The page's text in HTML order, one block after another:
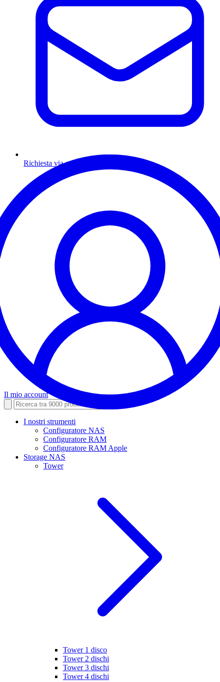
Richiesta via email
Il mio account
I nostri strumenti
Configuratore NAS
Configuratore RAM
Configuratore RAM Apple
Storage NAS
Tower
Tower 1 disco
Tower 2 dischi
Tower 3 dischi
Tower 4 dischi